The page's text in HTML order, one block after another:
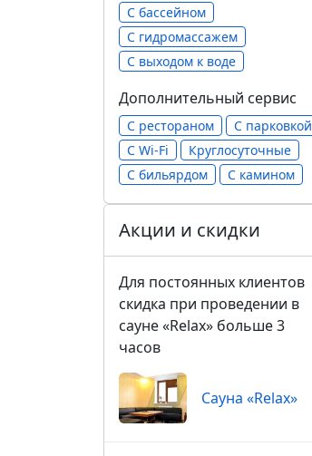
С бассейном
С гидромассажем
С выходом к воде
Дополнительный сервис
С рестораном
С парковкой
С Wi-Fi
Круглосуточные
С бильярдом
С камином
Акции и скидки
Для постоянных клиентов
скидка при проведении в
сауне «Relax» больше 3
часов
Сауна «Relax»